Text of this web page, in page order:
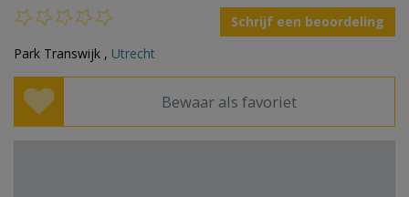
Schrijf een beoordeling
Park Transwijk , Utrecht
Bewaar als favoriet